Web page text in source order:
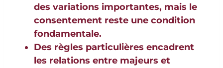
des variations importantes, mais le
consentement reste une condition
fondamentale.
Des règles particulières encadrent
les relations entre majeurs et